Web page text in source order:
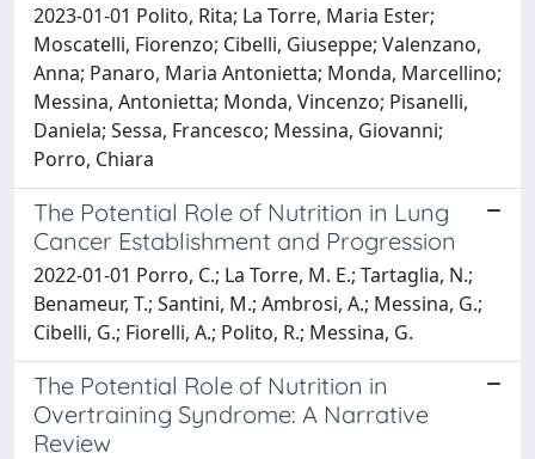
2023-01-01 Polito, Rita; La Torre, Maria Ester;
Moscatelli, Fiorenzo; Cibelli, Giuseppe; Valenzano,
Anna; Panaro, Maria Antonietta; Monda, Marcellino;
Messina, Antonietta; Monda, Vincenzo; Pisanelli,
Daniela; Sessa, Francesco; Messina, Giovanni;
Porro, Chiara
The Potential Role of Nutrition in Lung
Cancer Establishment and Progression
2022-01-01 Porro, C.; La Torre, M. E.; Tartaglia, N.;
Benameur, T.; Santini, M.; Ambrosi, A.; Messina, G.;
Cibelli, G.; Fiorelli, A.; Polito, R.; Messina, G.
The Potential Role of Nutrition in
Overtraining Syndrome: A Narrative
Review